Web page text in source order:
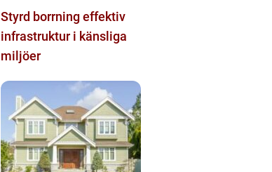
Styrd borrning effektiv
infrastruktur i känsliga
miljöer